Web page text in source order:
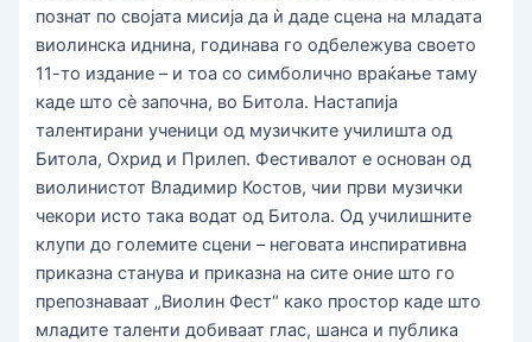
познат по својата мисија да ѝ даде сцена на младата
виолинска иднина, годинава го одбележува своето
11-то издание – и тоа со симболично враќање таму
каде што сè започна, во Битола. Настапија
талентирани ученици од музичките училишта од
Битола, Охрид и Прилеп. Фестивалот е основан од
виолинистот Владимир Костов, чии први музички
чекори исто така водат од Битола. Од училишните
клупи до големите сцени – неговата инспиративна
приказна станува и приказна на сите оние што го
препознаваат „Виолин Фест“ како простор каде што
младите таленти добиваат глас, шанса и публика